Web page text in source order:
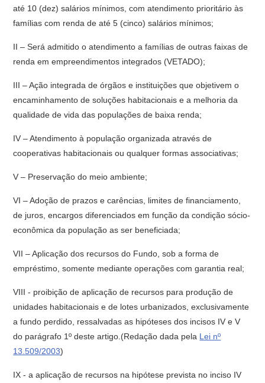
até 10 (dez) salários mínimos, com atendimento prioritário às
famílias com renda de até 5 (cinco) salários mínimos;
II – Será admitido o atendimento a famílias de outras faixas de
renda em empreendimentos integrados (VETADO);
III – Ação integrada de órgãos e instituições que objetivem o
encaminhamento de soluções habitacionais e a melhoria da
qualidade de vida das populações de baixa renda;
IV – Atendimento à população organizada através de
cooperativas habitacionais ou qualquer formas associativas;
V – Preservação do meio ambiente;
VI – Adoção de prazos e carências, limites de financiamento,
de juros, encargos diferenciados em função da condição sócio-
econômica da população as ser beneficiada;
VII – Aplicação dos recursos do Fundo, sob a forma de
empréstimo, somente mediante operações com garantia real;
VIII - proibição de aplicação de recursos para produção de
unidades habitacionais e de lotes urbanizados, exclusivamente
a fundo perdido, ressalvadas as hipóteses dos incisos IV e V
do parágrafo 1º deste artigo.(Redação dada pela Lei nº
13.509/2003)
IX - a aplicação de recursos na hipótese prevista no inciso IV